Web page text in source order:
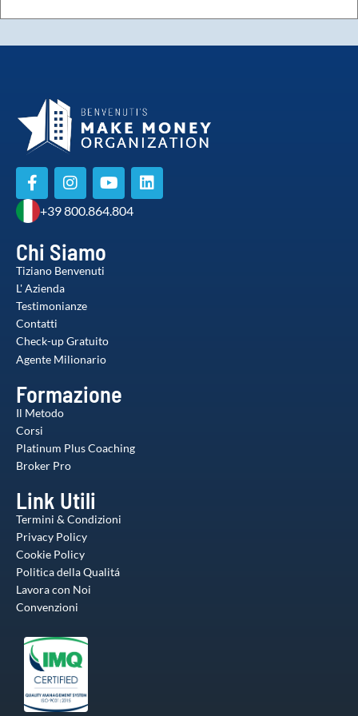
+39 800.864.804
Chi Siamo
Tiziano Benvenuti
L' Azienda
Testimonianze
Contatti
Check-up Gratuito
Agente Milionario
Formazione
Il Metodo
Corsi
Platinum Plus Coaching
Broker Pro
Link Utili
Termini & Condizioni
Privacy Policy
Cookie Policy
Politica della Qualitá
Lavora con Noi
Convenzioni